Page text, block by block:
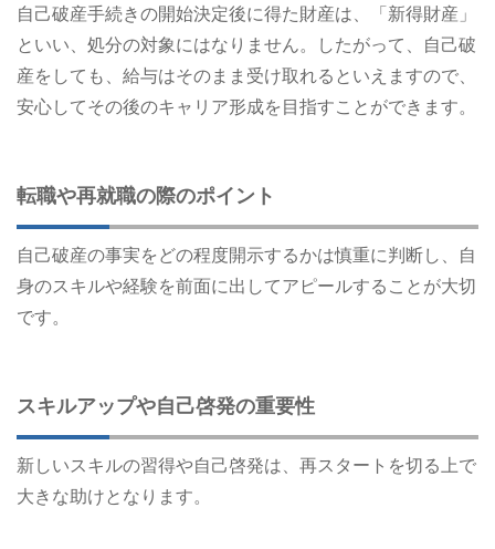
自己破産手続きの開始決定後に得た財産は、「新得財産」
といい、処分の対象にはなりません。したがって、自己破
産をしても、給与はそのまま受け取れるといえますので、
安心してその後のキャリア形成を目指すことができます。
転職や再就職の際のポイント
自己破産の事実をどの程度開示するかは慎重に判断し、自
身のスキルや経験を前面に出してアピールすることが大切
です。​
スキルアップや自己啓発の重要性
新しいスキルの習得や自己啓発は、再スタートを切る上で
大きな助けとなります。